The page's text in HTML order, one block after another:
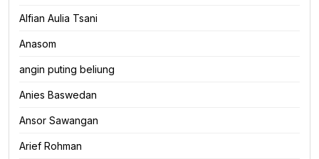
Alfian Aulia Tsani
Anasom
angin puting beliung
Anies Baswedan
Ansor Sawangan
Arief Rohman